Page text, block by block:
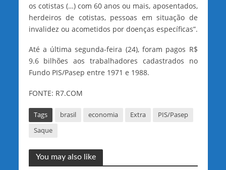
os cotistas (…) com 60 anos ou mais, aposentados,
herdeiros de cotistas, pessoas em situação de
invalidez ou acometidos por doenças específicas”.
Até a última segunda-feira (24), foram pagos R$
9.6 bilhões aos trabalhadores cadastrados no
Fundo PIS/Pasep entre 1971 e 1988.
FONTE: R7.COM
Tags brasil economia Extra
PIS/Pasep
Saque
You may also like